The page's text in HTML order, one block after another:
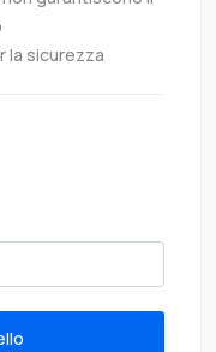
la sicurezza